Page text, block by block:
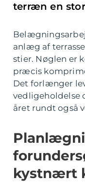
terræn en
anlæg af
stier. Nøglen er
præcis
Det forlænger
vedligeholdelse
året rundt også
kystnært